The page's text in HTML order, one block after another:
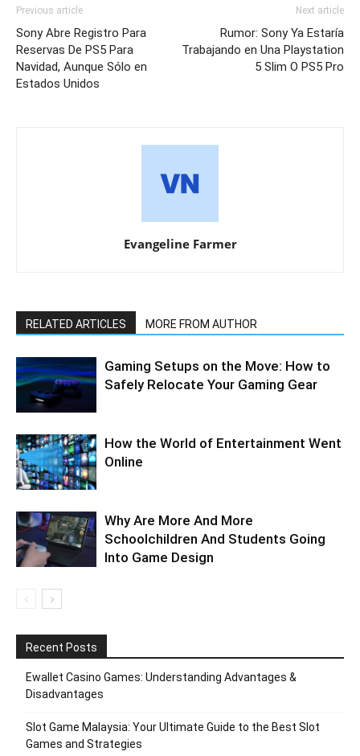
Previous article
Sony Abre Registro Para
Reservas De PS5 Para
Navidad, Aunque Sólo en
Estados Unidos
Next article
Rumor: Sony Ya Estaría
Trabajando en Una Playstation
5 Slim O PS5 Pro
Evangeline Farmer
RELATED ARTICLES MORE FROM AUTHOR
Gaming Setups on the Move: How to
Safely Relocate Your Gaming Gear
How the World of Entertainment Went
Online
Why Are More And More
Schoolchildren And Students Going
Into Game Design
Recent Posts
Ewallet Casino Games: Understanding Advantages &
Disadvantages
Slot Game Malaysia: Your Ultimate Guide to the Best Slot
Games and Strategies